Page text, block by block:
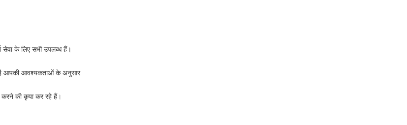
सेवा के लिए सभी उपलब्ध हैं।
है आपकी आवश्यकताओं के अनुसार
करने की कृपा कर रहे हैं।